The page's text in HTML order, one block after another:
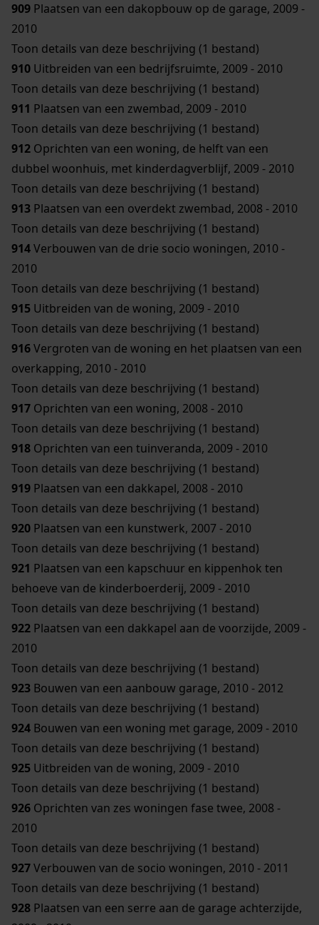
909 Plaatsen van een dakopbouw op de garage, 2009 -
2010
Toon details van deze beschrijving (1 bestand)
910 Uitbreiden van een bedrijfsruimte, 2009 - 2010
Toon details van deze beschrijving (1 bestand)
911 Plaatsen van een zwembad, 2009 - 2010
Toon details van deze beschrijving (1 bestand)
912 Oprichten van een woning, de helft van een
dubbel woonhuis, met kinderdagverblijf, 2009 - 2010
Toon details van deze beschrijving (1 bestand)
913 Plaatsen van een overdekt zwembad, 2008 - 2010
Toon details van deze beschrijving (1 bestand)
914Verbouwen van de drie socio woningen, 2010 -
2010
Toon details van deze beschrijving (1 bestand)
915 Uitbreiden van de woning, 2009 - 2010
Toon details van deze beschrijving (1 bestand)
916Vergroten van de woning en het plaatsen van een
overkapping, 2010 - 2010
Toon details van deze beschrijving (1 bestand)
917 Oprichten van een woning, 2008 - 2010
Toon details van deze beschrijving (1 bestand)
918 Oprichten van een tuinveranda, 2009 - 2010
Toon details van deze beschrijving (1 bestand)
919 Plaatsen van een dakkapel, 2008 - 2010
Toon details van deze beschrijving (1 bestand)
920 Plaatsen van een kunstwerk, 2007 - 2010
Toon details van deze beschrijving (1 bestand)
921 Plaatsen van een kapschuur en kippenhok ten
behoeve van de kinderboerderij, 2009 - 2010
Toon details van deze beschrijving (1 bestand)
922 Plaatsen van een dakkapel aan de voorzijde, 2009 -
2010
Toon details van deze beschrijving (1 bestand)
923 Bouwen van een aanbouw garage, 2010 - 2012
Toon details van deze beschrijving (1 bestand)
924 Bouwen van een woning met garage, 2009 - 2010
Toon details van deze beschrijving (1 bestand)
925 Uitbreiden van de woning, 2009 - 2010
Toon details van deze beschrijving (1 bestand)
926 Oprichten van zes woningen fase twee, 2008 -
2010
Toon details van deze beschrijving (1 bestand)
927Verbouwen van de socio woningen, 2010 - 2011
Toon details van deze beschrijving (1 bestand)
928 Plaatsen van een serre aan de garage achterzijde,